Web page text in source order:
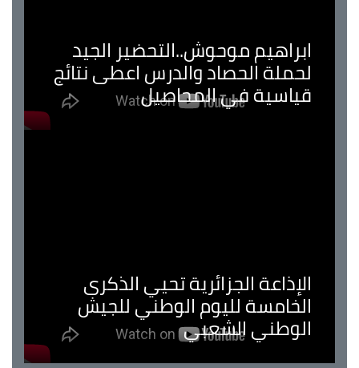
ابراهيم موحوش..التحضير الجيد
لحملة الحصاد والدرس اعطى نتائج
قياسية في المحاصيل
الإذاعة الجزائرية تحيي الذكرى
الخامسة لليوم الوطني للجيش
الوطني الشعبي